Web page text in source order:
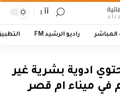
أأ
المباشر راديو الرشيد FM
تحتوي ادوية بشرية غير
في ميناء ام قصر